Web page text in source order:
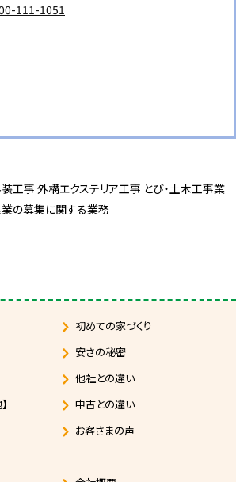
111-1051
装工事 外構エクステリア工事 とび・土木工事業
の募集に関する業務
初めての家づくり
安さの秘密
他社との違い
中古との違い
お客さまの声